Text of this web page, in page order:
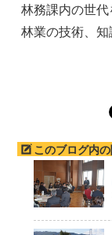
林務課内の世
林業の技術、知
このブログ内